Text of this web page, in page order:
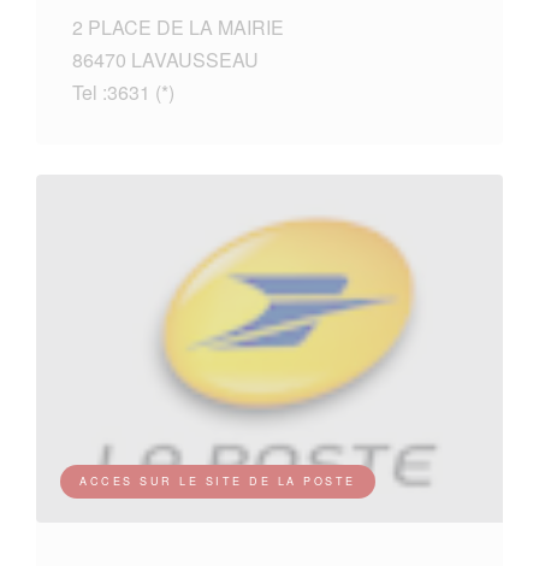
2 PLACE DE LA MAIRIE
86470 LAVAUSSEAU
Tel :3631 (*)
ACCES SUR LE SITE DE LA POSTE